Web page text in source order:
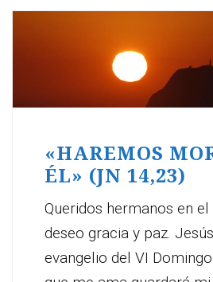
«HAREMOS
ÉL» (JN 14,23)
Queridos hermanos en el
deseo gracia y paz.
evangelio del VI Domingo